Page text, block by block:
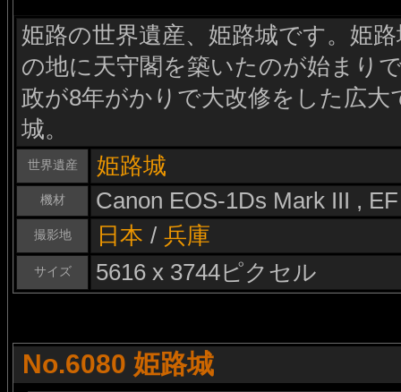
姫路の世界遺産、姫路城です。姫
の地に天守閣を築いたのが始まり
政が8年がかりで大改修をした広大
城。
世界遺産 姫路城
機材 Canon EOS-1Ds Mark III ,
撮影地 日本 / 兵庫
サイズ 5616 x 3744ピクセル
No.6080 姫路城